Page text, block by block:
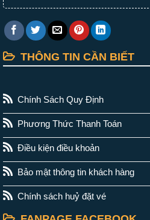
THÔNG TIN CẦN BIẾT
Chính Sách Quy Định
Phương Thức Thanh Toán
Điều kiện điều khoản
Bảo mật thông tin khách hàng
Chính sách huỷ đặt vé